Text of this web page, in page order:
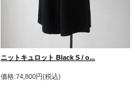
ニットキュロット Black S / o...
価格:74,800円(税込)